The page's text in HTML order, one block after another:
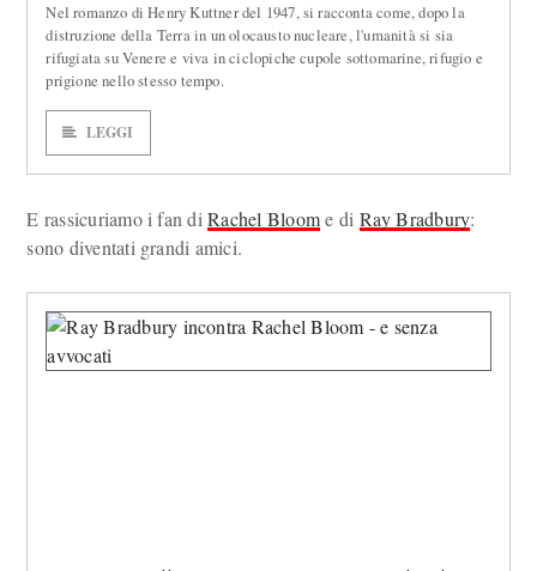
Nel romanzo di Henry Kuttner del 1947, si racconta come, dopo la
distruzione della Terra in un olocausto nucleare, l'umanità si sia
rifugiata su Venere e viva in ciclopiche cupole sottomarine, rifugio e
prigione nello stesso tempo.
LEGGI
E rassicuriamo i fan diRachel Bloome di Ray Bradbury:
sono diventati grandi amici.